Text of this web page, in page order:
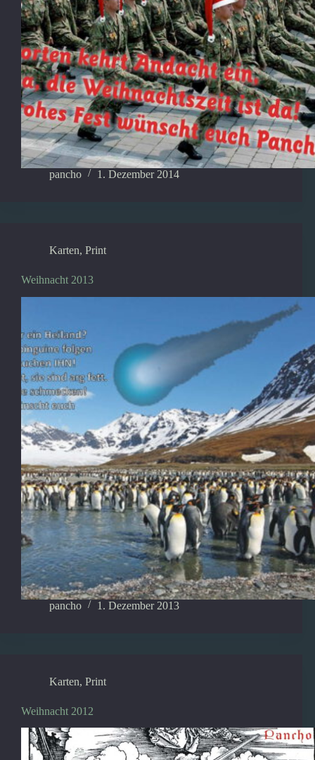
pancho 1. Dezember 2014
Karten, Print
Weihnacht 2013
pancho 1. Dezember 2013
Karten, Print
Weihnacht 2012